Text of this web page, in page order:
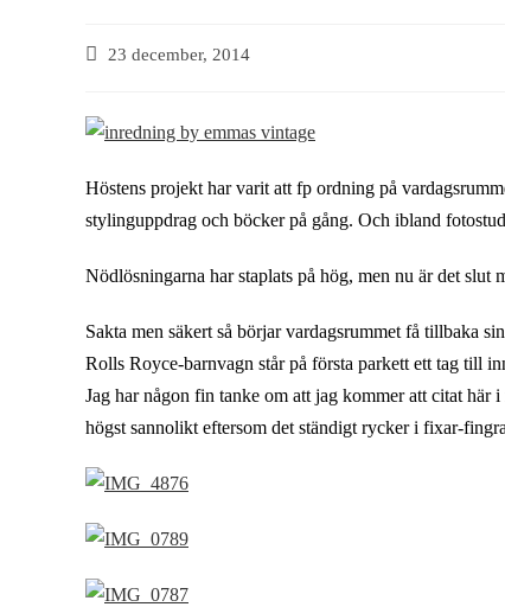
23 december, 2014
Höstens projekt har varit att fp ordning på
stylinguppdrag och böcker på gång. Och ibland
Nödlösningarna har staplats på hög, men nu är det slut
Sakta men säkert så börjar vardagsrummet få tillbaka
Rolls Royce-barnvagn står på första parkett ett tag till
Jag har någon fin tanke om att jag kommer att citat
högst sannolikt eftersom det ständigt rycker i fixar-